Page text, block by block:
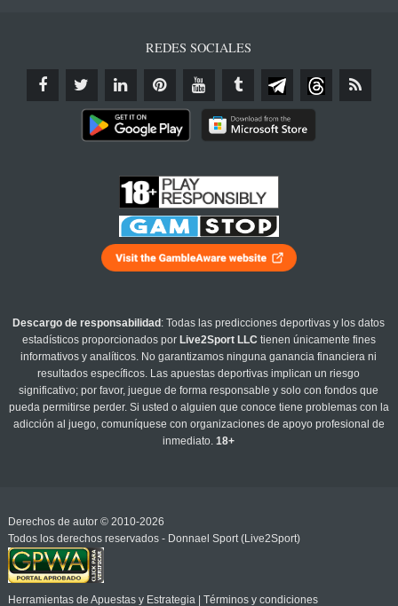
REDES SOCIALES
Descargo de responsabilidad : Todas las predicciones deportivas y los datos
estadísticos proporcionados por Live2Sport LLC tienen únicamente fines
informativos y analíticos. No garantizamos ninguna ganancia financiera ni
resultados específicos. Las apuestas deportivas implican un riesgo
significativo; por favor, juegue de forma responsable y solo con fondos que
pueda permitirse perder. Si usted o alguien que conoce tiene problemas con la
adicción al juego, comuníquese con organizaciones de apoyo profesional de
inmediato.18+
Derechos de autor © 2010-2026
Todos los derechos reservados - Donnael Sport (Live2Sport)
Herramientas de Apuestas y Estrategia| Términos y condiciones